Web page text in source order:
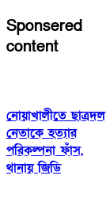
Sponsered
content
নোয়াখালীতে ছাত্রদল
নেতাকে হত্যার
পরিকল্পনা ফাঁস,
থানায় জিডি